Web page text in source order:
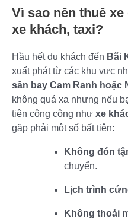
Vì sao nên thuê
xe khách, taxi?
Hầu hết du khách đến Bãi
xuất phát từ các khu vực
sân bay Cam Ranh hoặc
không quá xa nhưng nếu
tiện công cộng như xe
gặp phải một số bất tiện:
Không đón
chuyển.
Lịch trình
Không thoải